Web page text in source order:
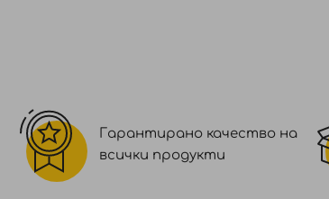
Гарантирано качество на
всички продукти